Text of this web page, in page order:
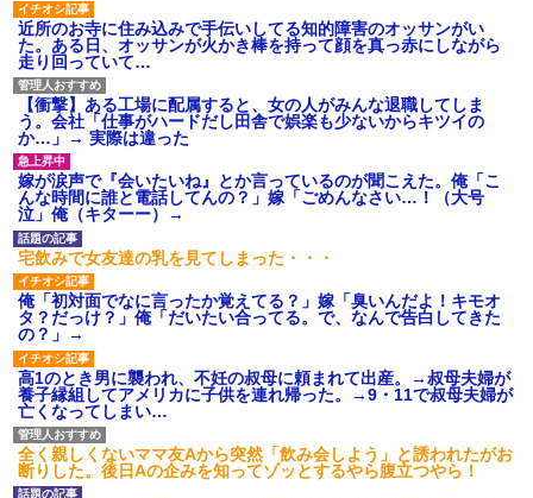
私「初めて飲む味だけどなん
のお茶？」彼「ちっ！」私「」
【GIF】JSのカンチョーワロ
タ
後続車にクラクションを鳴ら
され彼氏が逆切れ。「何クラク
ション鳴らしてんだ！降りてこ
いよ！」と怒鳴りだし...
【衝撃】報酬100万円超の治験
募集がこちらｗｗｗｗｗ(※画像
あり)
【ネット騒然】惨殺されたタ
ワマン頂き女子のこの動画、す
げえええええｗｗｗｗｗｗｗｗ
ｗｗｗ
【愕然】白のクラウン俺氏、
高速道路左車線を制限速度で走
った結果wwwwwwwwwwww
百年の恋12-899 食べた量を
張り合ってくる
【悲報】佐藤輝明・・・２軍
でも盛大にやらかす←あまり悲
しませないでくれ
主な税金の成り立ちを調べて
みたよ
近所のお寺に住み込みで手伝いしてる知的障害のオッサンがい
た。ある日、オッサンが火かき棒を持って顔を真っ赤にしながら
走り回っていて…
【衝撃】ある工場に配属すると、女の人がみんな退職してしま
う。会社「仕事がハードだし田舎で娯楽も少ないからキツイの
か…」→ 実際は違った
嫁が涙声で『会いたいね』とか言っているのが聞こえた。俺「こ
んな時間に誰と電話してんの？」嫁「ごめんなさい…！（大号
泣」俺（キターー）→
宅飲みで女友達の乳を見てしまった・・・
俺「初対面でなに言ったか覚えてる？」嫁「臭いんだよ！キモオ
タ？だっけ？」俺「だいたい合ってる。で、なんで告白してきた
の？」→
高1のとき男に襲われ、不妊の叔母に頼まれて出産。→叔母夫婦が
養子縁組してアメリカに子供を連れ帰った。→9・11で叔母夫婦が
亡くなってしまい…
全く親しくないママ友Aから突然「飲み会しよう」と誘われたがお
断りした。後日Aの企みを知ってゾッとするやら腹立つやら！